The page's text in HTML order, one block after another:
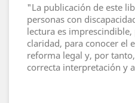
"La publicación de este
personas con
lectura es
claridad, para conocer el
reforma legal y, por
correcta interpretación y